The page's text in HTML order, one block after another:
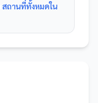
สถานที่ทั้งหมดใน